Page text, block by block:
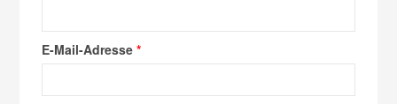
E-Mail-Adresse*